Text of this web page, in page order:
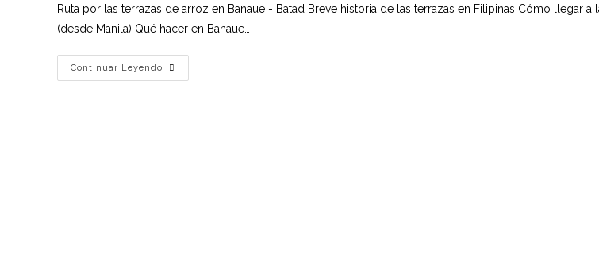
Ruta por las terrazas de arroz en Banaue - Batad Breve historia de las terrazas en Filipinas Cómo llegar a
(desde Manila) Qué hacer en Banaue…
Continuar Leyendo